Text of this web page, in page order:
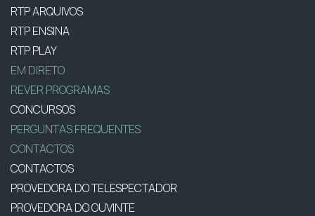
RTP ARQUIVOS
RTP ENSINA
RTP PLAY
EM DIRETO
REVER PROGRAMAS
CONCURSOS
PERGUNTAS FREQUENTES
CONTACTOS
CONTACTOS
PROVEDORA DO TELESPECTADOR
PROVEDORA DO OUVINTE